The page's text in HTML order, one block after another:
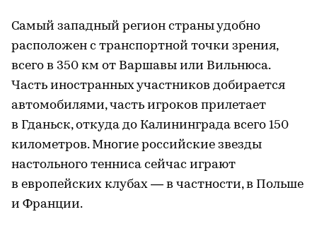
Самый западный регион страны удобно
расположен с транспортной точки зрения,
всего в 350 км от Варшавы или Вильнюса.
Часть иностранных участников добирается
автомобилями, часть игроков прилетает
в Гданьск, откуда до Калининграда всего 150
километров. Многие российские звезды
настольного тенниса сейчас играют
в европейских клубах — в частности, в Польше
и Франции.